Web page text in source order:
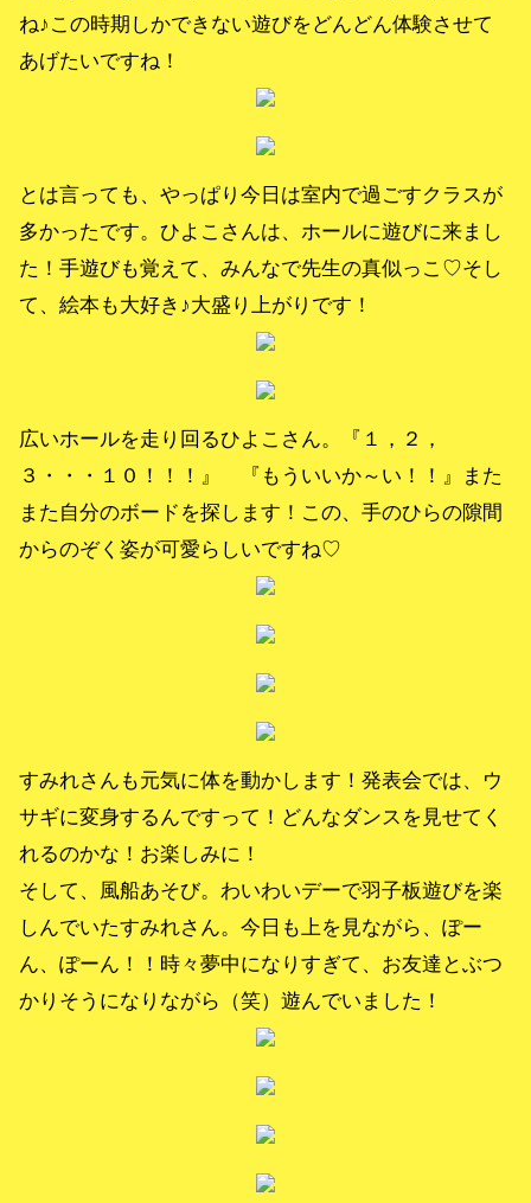
ね♪この時期しかできない遊びをどんどん体験させて
あげたいですね！
とは言っても、やっぱり今日は室内で過ごすクラスが
多かったです。ひよこさんは、ホールに遊びに来まし
た！手遊びも覚えて、みんなで先生の真似っこ♡そし
て、絵本も大好き♪大盛り上がりです！
広いホールを走り回るひよこさん。『１，２，
３・・・１０！！！』 『もういいか～い！！』また
また自分のボードを探します！この、手のひらの隙間
からのぞく姿が可愛らしいですね♡
すみれさんも元気に体を動かします！発表会では、ウ
サギに変身するんですって！どんなダンスを見せてく
れるのかな！お楽しみに！
そして、風船あそび。わいわいデーで羽子板遊びを楽
しんでいたすみれさん。今日も上を見ながら、ぽー
ん、ぽーん！！時々夢中になりすぎて、お友達とぶつ
かりそうになりながら（笑）遊んでいました！